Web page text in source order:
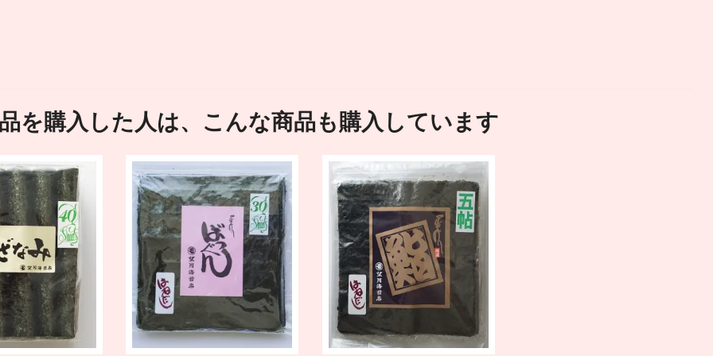
を購入した人は、こんな商品も購入しています